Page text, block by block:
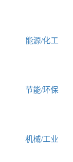
能源/化工
节能/环保
机械/工业